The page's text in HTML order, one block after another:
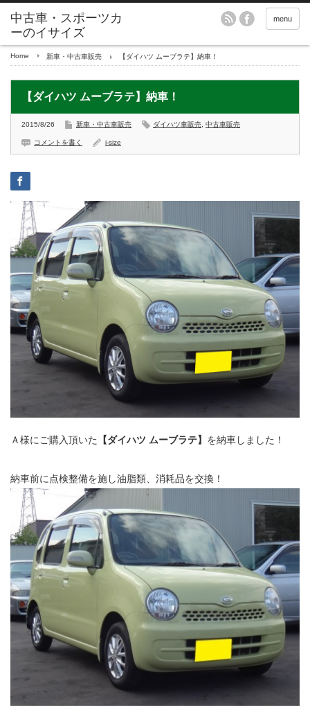
menu
Home 新車・中古車販売 【ダイハツ ムーブラテ】納車！
【ダイハツ ムーブラテ】納車！
2015/8/26 新車・中古車販売 ダイハツ車販売 中古車販売
コメントを書く i-size
Ａ様にご購入頂いた 【ダイハツ ムーブラテ】 を納車しました！
納車前に点検整備を施し油脂類、消耗品を交換！